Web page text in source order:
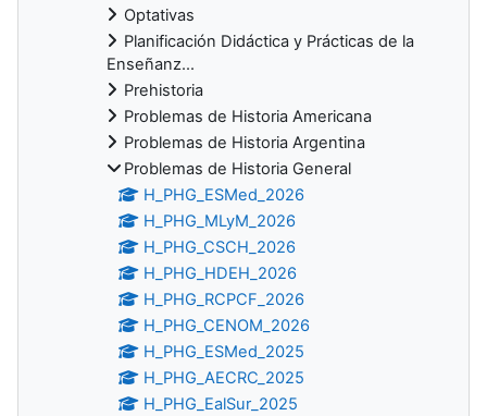
Optativas
Planificación Didáctica y Prácticas de la
Enseñanz...
Prehistoria
Problemas de Historia Americana
Problemas de Historia Argentina
Problemas de Historia General
H_PHG_ESMed_2026
H_PHG_MLyM_2026
H_PHG_CSCH_2026
H_PHG_HDEH_2026
H_PHG_RCPCF_2026
H_PHG_CENOM_2026
H_PHG_ESMed_2025
H_PHG_AECRC_2025
H_PHG_EalSur_2025